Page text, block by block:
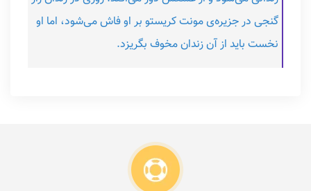
گنجی در جزیره‌ی مونت کریستو بر او فاش می‌شود، اما او
نخست باید از آن زندان مخوف بگریزد.